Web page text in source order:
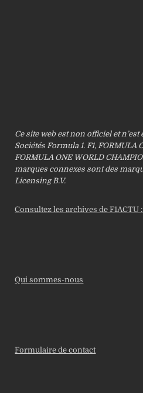
Ce site web est non officiel et
Sociétés Formula 1. F1, FORMULA
FORMULA ONE WORLD
marques connexes sont des
Licensing B.V.
Consultez les archives de
Qui sommes-nous
Formulaire de contact